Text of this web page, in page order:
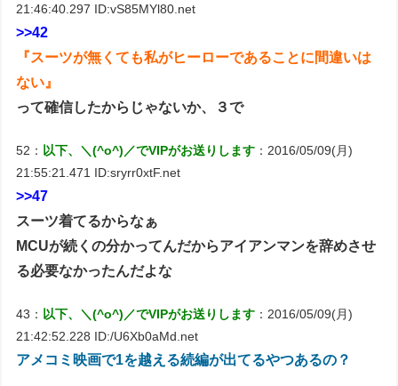
21:46:40.297 ID:vS85MYl80.net
>>42
『スーツが無くても私がヒーローであることに間違いは
ない』
って確信したからじゃないか、３で
52： 以下、＼(^o^)／でVIPがお送りします ：2016/05/09(月)
21:55:21.471 ID:sryrr0xtF.net
>>47
スーツ着てるからなぁ
MCUが続くの分かってんだからアイアンマンを辞めさせ
る必要なかったんだよな
43： 以下、＼(^o^)／でVIPがお送りします ：2016/05/09(月)
21:42:52.228 ID:/U6Xb0aMd.net
アメコミ映画で1を越える続編が出てるやつあるの？